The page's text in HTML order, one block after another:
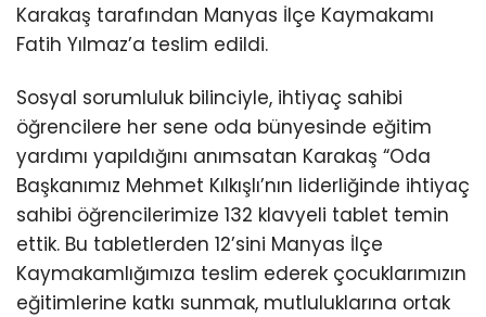
Karakaş tarafından Manyas İlçe Kaymakamı
Fatih Yılmaz’a teslim edildi.
Sosyal sorumluluk bilinciyle, ihtiyaç sahibi
öğrencilere her sene oda bünyesinde eğitim
yardımı yapıldığını anımsatan Karakaş “Oda
Başkanımız Mehmet Kılkışlı’nın liderliğinde ihtiyaç
sahibi öğrencilerimize 132 klavyeli tablet temin
ettik. Bu tabletlerden 12’sini Manyas İlçe
Kaymakamlığımıza teslim ederek çocuklarımızın
eğitimlerine katkı sunmak, mutluluklarına ortak